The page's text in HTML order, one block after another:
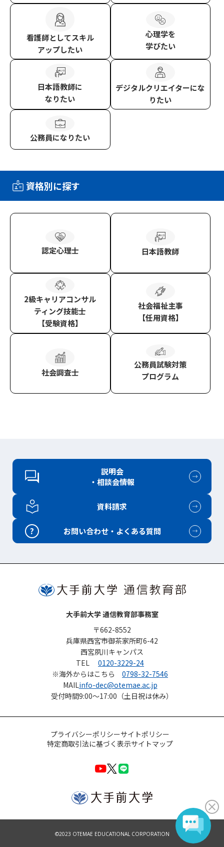
看護師としてスキル
アップしたい
心理学を
学びたい
日本語教師に
なりたい
デジタルクリエイターにな
りたい
公務員になりたい
資格別に探す
認定心理士 日本語教師
2級キャリアコンサル
ティング技能士
【受験資格】
社会福祉主事
【任用資格】
社会調査士
公務員試験対策
プログラム
説明会
・相談会情報
資料請求
? お問い合わせ・よくある質問
大手前大学 通信教育部事務室
〒662-8552
兵庫県西宮市御茶家所町6-42
西宮夙川キャンパス
TEL
0120-3229-24
※海外からはこちら 0798-32-7546
MAILinfo-dec@otemae.ac.jp
受付時間9:00～17:00（土日祝は休み）
プライバシーポリシーサイトポリシー
特定商取引法に基づく表示サイトマップ
©2023 OTEMAE EDUCATIONAL CORPORATION